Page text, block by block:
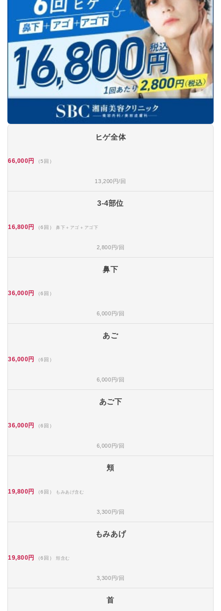
ヒゲ全体
66,000円 （5回）
13,200円/回
3-4部位
16,800円 （6回） 鼻下＋アゴ＋アゴ下
2,800円/回
鼻下
36,000円 （6回）
6,000円/回
あご
36,000円 （6回）
6,000円/回
あご下
36,000円 （6回）
6,000円/回
頬
19,800円 （6回） もみあげ含む
3,300円/回
もみあげ
19,800円 （6回） 頬含む
3,300円/回
首